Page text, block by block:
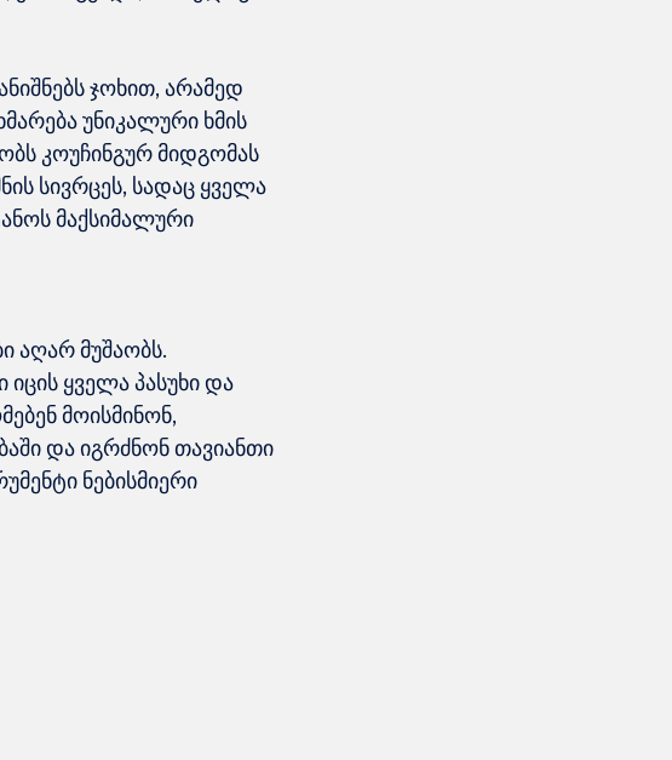
ჯოხით, არამედ
უნიკალური ხმის
კოუჩინგურ მიდგომას
სივრცეს, სადაც ყველა
მაქსიმალური
აღარ მუშაობს.
ყველა პასუხი და
მოისმინონ,
და იგრძნონ თავიანთი
ნებისმიერი